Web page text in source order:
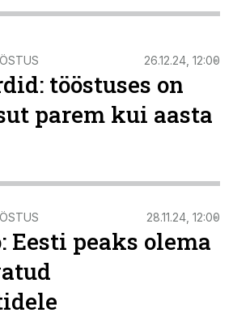
26.12.24, 12:00
tööstuses on
parem kui aasta
28.11.24, 12:00
Eesti peaks olema